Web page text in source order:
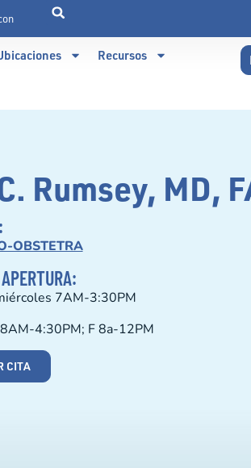
Recursos
Rumsey, MD,
OBSTETRA
7AM-3:30PM
4:30PM; F 8a-12PM
CITA